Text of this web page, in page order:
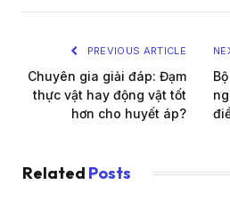
PREVIOUS ARTICLE
Chuyên gia giải đáp: Đạm
thực vật hay động vật tốt
hơn cho huyết áp?
Related Posts